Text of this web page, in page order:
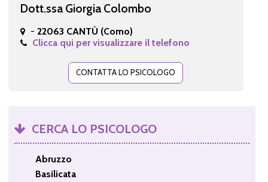
Dott.ssa Giorgia Colombo
- 22063 CANTÙ (Como)
Clicca qui per visualizzare il telefono
CONTATTA LO PSICOLOGO
CERCA LO PSICOLOGO
Abruzzo
Basilicata